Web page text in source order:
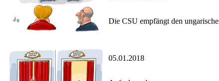
Die CSU empfängt den
05.01.2018